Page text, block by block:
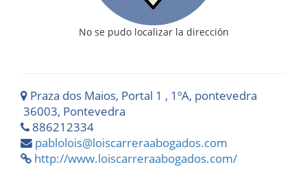
No se pudo localizar la dirección
Praza dos Maios, Portal 1 , 1ºA, pontevedra
36003, Pontevedra
886212334
pablolois@loiscarreraabogados.com
http://www.loiscarreraabogados.com/